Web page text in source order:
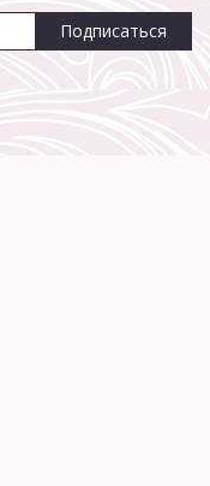
Подписаться